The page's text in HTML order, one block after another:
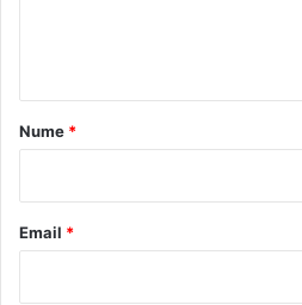
r
*
Nume *
Email *